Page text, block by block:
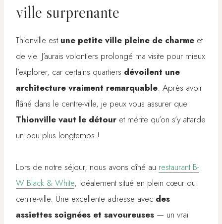
ville surprenante
Thionville est une petite ville pleine de charme et
de vie. J’aurais volontiers prolongé ma visite pour mieux
l’explorer, car certains quartiers dévoilent une
architecture vraiment remarquable. Après avoir
flâné dans le centre-ville, je peux vous assurer que
Thionville vaut le détour et mérite qu’on s’y attarde
un peu plus longtemps !
Lors de notre séjour, nous avons dîné au restaurant B-
W Black & White, idéalement situé en plein cœur du
centre-ville. Une excellente adresse avec des
assiettes soignées et savoureuses — un vrai